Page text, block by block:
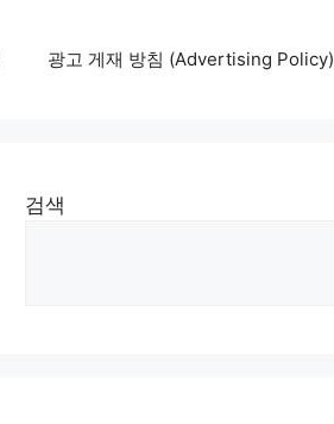
광고 게재 방침 (Advertising Policy)
검색